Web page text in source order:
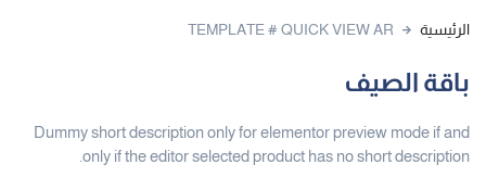
الرئيسية TEMPLATE # QUICK VIEW AR
باقة الصيف
Dummy short description only for elementor preview mode if and
only if the editor selected product has no short description.